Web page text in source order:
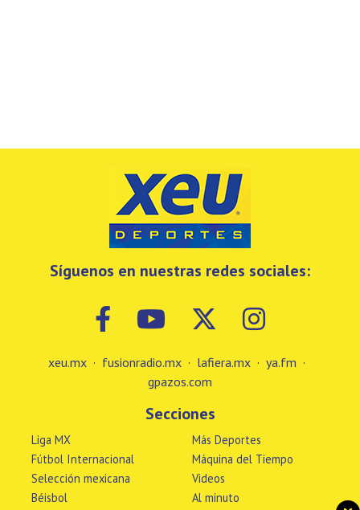
Síguenos en nuestras redes sociales:
xeu.mx · fusionradio.mx · lafiera.mx · ya.fm ·
gpazos.com
Secciones
Liga MX
Fútbol Internacional
Selección mexicana
Béisbol
Más Deportes
Máquina del Tiempo
Videos
Al minuto